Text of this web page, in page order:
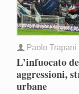
Paolo Trapani
L’infuocato
aggressioni,
urbane